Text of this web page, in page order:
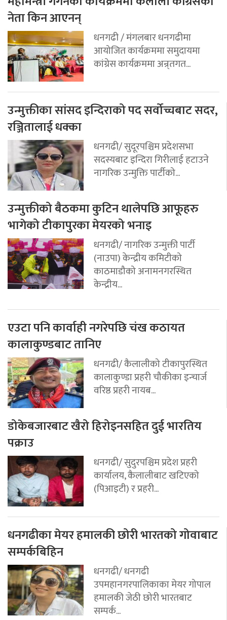
नेता किन आएनन्
धनगढी / मंगलबार धनगढीमा
आयोजित कार्यक्रममा समुदायमा
कांग्रेस कार्यक्रममा अन्र्तगत...
उन्मुक्तीका सांसद इन्दिराको पद सर्वोच्चबाट सदर,
रञ्जितालाई धक्का
धनगढी/ सुदूरपश्चिम प्रदेशसभा
सदस्यबाट इन्दिरा गिरीलाई हटाउने
नागरिक उन्मुक्ति पार्टीको...
उन्मुक्तीको बैठकमा कुटिन थालेपछि आफूहरु
भागेको टीकापुरका मेयरको भनाइ
धनगढी/ नागरिक उन्मुक्ती पार्टी
(नाउपा) केन्द्रीय कमिटीको
काठमाडौको अनामनगरस्थित
केन्द्रीय...
एउटा पनि कार्वाही नगरेपछि चंख कठायत
कालाकुण्डबाट तानिए
धनगढी/ कैलालीको टीकापुरस्थित
कालाकुण्डा प्रहरी चौकीका इन्चार्ज
वरिष्ठ प्रहरी नायब...
डोकेबजारबाट खैरो हिरोइनसहित दुई भारतिय
पक्राउ
धनगढी/ सुदुरपश्चिम प्रदेश प्रहरी
कार्यालय, कैलालीबाट खटिएको
(पिआइटी) र प्रहरी...
धनगढीका मेयर हमालकी छोरी भारतको गोवाबाट
सम्पर्कबिहिन
धनगढी/ धनगढी
उपमहानगरपालिकाका मेयर गोपाल
हमालकी जेठी छोरी भारतबाट
सम्पर्क...